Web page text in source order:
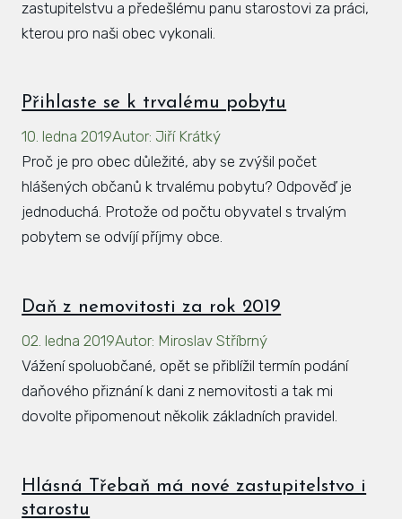
zastupitelstvu a předešlému panu starostovi za práci,
kterou pro naši obec vykonali.
Přihlaste se k trvalému pobytu
10. ledna 2019Autor: Jiří Krátký
Proč je pro obec důležité, aby se zvýšil počet
hlášených občanů k trvalému pobytu? Odpověď je
jednoduchá. Protože od počtu obyvatel s trvalým
pobytem se odvíjí příjmy obce.
Daň z nemovitosti za rok 2019
02. ledna 2019Autor: Miroslav Stříbrný
Vážení spoluobčané, opět se přiblížil termín podání
daňového přiznání k dani z nemovitosti a tak mi
dovolte připomenout několik základních pravidel.
Hlásná Třebaň má nové zastupitelstvo i
starostu